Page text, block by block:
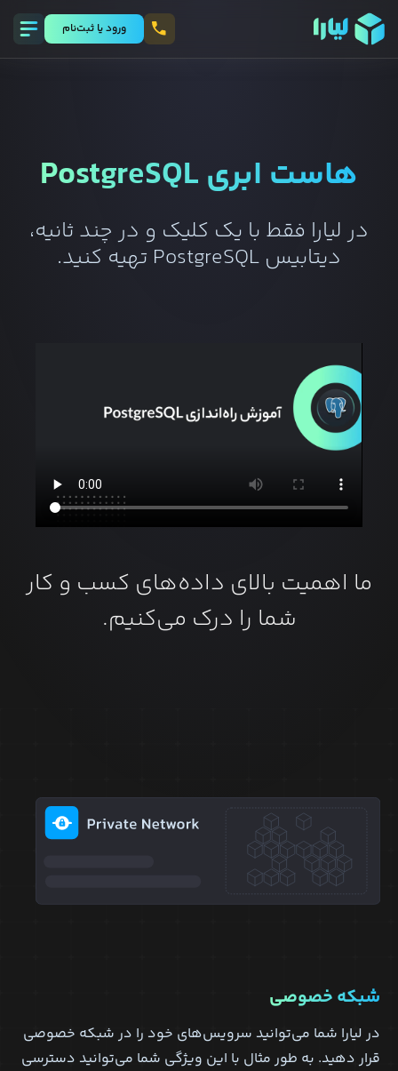
ورود يا ثبت‌نام
هاست ابریPostgreSQL
در لیارا فقط با یک کلیک و در چند ثانیه،
دیتابیس PostgreSQL تهیه کنید.
ما اهمیت بالای داده‌های کسب و کار
شما را درک می‌کنیم.
شبکه خصوصی
در لیارا شما می‌توانید سرویس‌های خود را در شبکه خصوصی
قرار دهید. به طور مثال با این ویژگی شما می‌توانید دسترسی